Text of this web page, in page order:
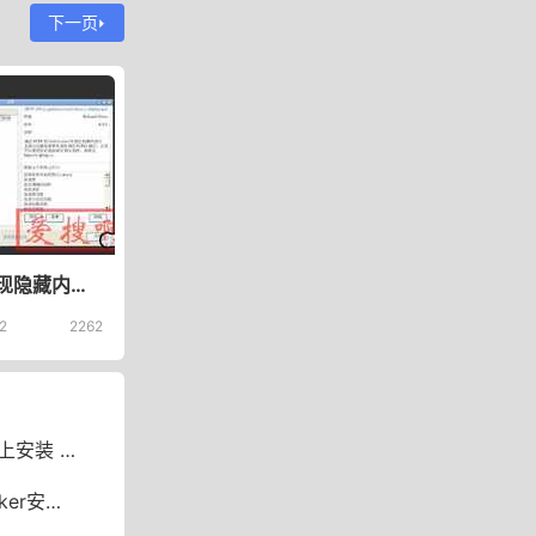
下一页
zblog实现隐藏内容加群可见QQ机器人【加群可见】酷Q及CoolQ HTTP API插件测试专用文章
2262
版迅雷
向代理